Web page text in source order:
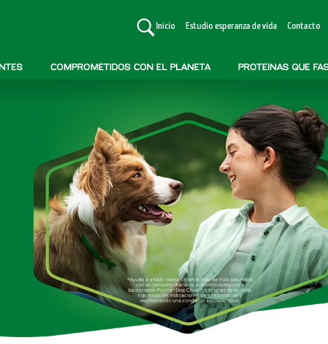
Inicio Estudio esperanza de vida Contacto
COMPROMETIDOS CON EL PLANETA PROTEÍNAS QUE